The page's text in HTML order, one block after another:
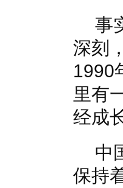
事
深刻
1990
里有
经成
中
保持